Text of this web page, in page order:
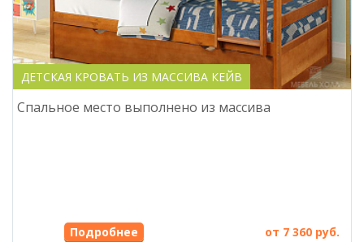
ДЕТСКАЯ КРОВАТЬ ИЗ МАССИВА КЕЙВ
Спальное место выполнено из массива
Подробнее от 7 360 руб.